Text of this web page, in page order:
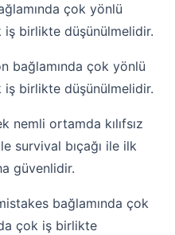
çok yönlü
iş birlikte düşünülmelidir.
bağlamında çok yönlü
iş birlikte düşünülmelidir.
nemli ortamda kılıfsız
survival bıçağı ile ilk
güvenlidir.
bağlamında çok
çok iş birlikte